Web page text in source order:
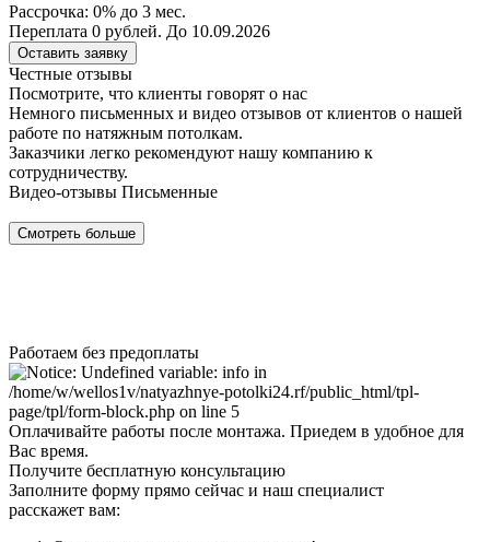
Рассрочка: 0% до 3 мес.
Переплата 0 рублей. До 10.09.2026
Оставить заявку
Честные отзывы
Посмотрите, что клиенты говорят о нас
Немного письменных и видео отзывов от клиентов о нашей
работе по натяжным потолкам.
Заказчики легко рекомендуют нашу компанию к
сотрудничеству.
Видео-отзывы Письменные
Смотреть больше
Работаем без предоплаты
Оплачивайте работы после монтажа. Приедем в удобное для
Вас время.
Получите бесплатную консультацию
Заполните форму прямо сейчас и наш специалист
расскажет вам: